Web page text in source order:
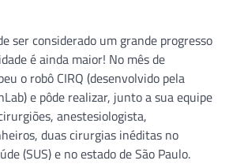
ser considerado um grande progresso
é ainda maior! No mês de
o robô CIRQ (desenvolvido pela
e pôde realizar, junto a sua equipe
anestesiologista,
duas cirurgias inéditas no
(SUS) e no estado de São Paulo.